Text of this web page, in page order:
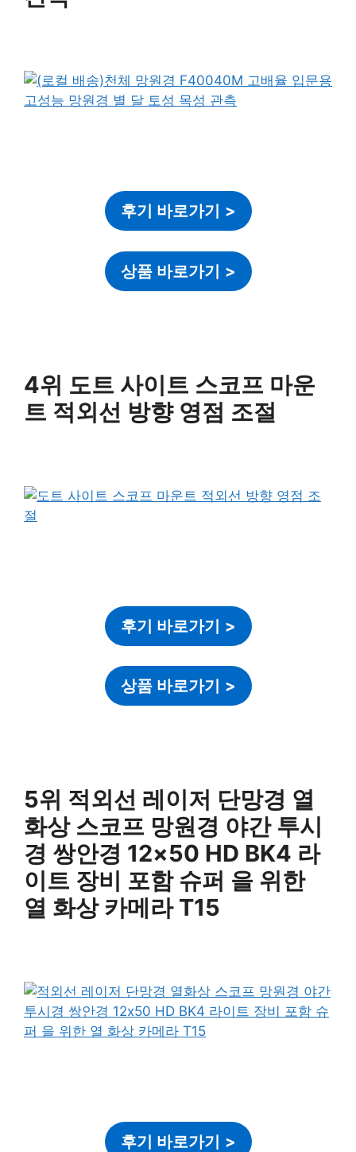
후기 바로가기 >
상품 바로가기 >
4위 도트 사이트 스코프 마운
트 적외선 방향 영점 조절
후기 바로가기 >
상품 바로가기 >
5위 적외선 레이저 단망경 열
화상 스코프 망원경 야간 투시
경 쌍안경 12×50 HD BK4 라
이트 장비 포함 슈퍼 을 위한
열 화상 카메라 T15
후기 바로가기 >